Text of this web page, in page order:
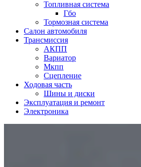
Топливная система
Гбо
Тормозная система
Салон автомобиля
Трансмиссия
АКПП
Вариатор
Мкпп
Сцепление
Ходовая часть
Шины и диски
Эксплуатация и ремонт
Электроника